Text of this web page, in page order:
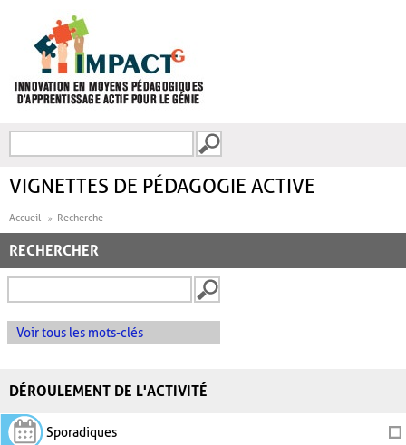
FORMULAIRE DE
VIGNETTES DE PÉDAGOGIE ACTIVE
Accueil Recherche
RECHERCHER
Voir tous les mots-clés
DÉROULEMENT DE L'ACTIVITÉ
Sporadiques